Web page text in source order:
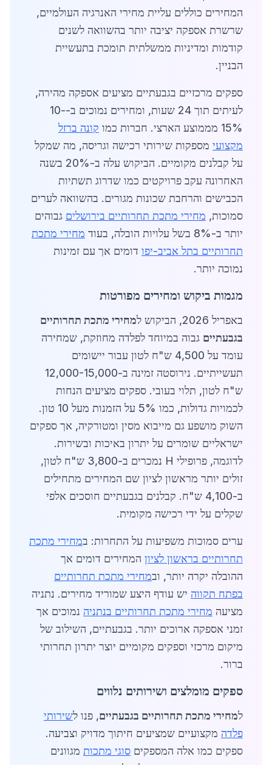
המחירים כוללים עליית מחירי האנרגיה העולמיים,
שרשרת אספקה יציבה יותר בהשוואה לשנים
קודמות ומדיניות ממשלתית תומכת בתעשיית
הבניין.
ספקים מרכזיים בגבעתיים מציעים אספקה מהירה,
לעיתים תוך 24 שעות, ומחירים נמוכים ב-10-
15% מממוצע הארצי. חברות כמו
קונה ברזל
מקצועי מספקות שירותי רכישה וגריסה, מה שמקל
על קבלנים מקומיים. הביקוש עלה ב-20% בשנה
האחרונה עקב פרויקטים כמו שדרוג תשתיות
הכבישים והרחבת שכונות מגורים. בהשוואה לערים
סמוכות, מחירי מתכת תחרותיים בירושלים גבוהים
יותר ב-8% בשל עלויות הובלה, בעוד
מחירי מתכת
תחרותיים בתל אביב-יפו דומים אך עם זמינות
נמוכה יותר.
מגמות ביקוש ומחירים מפורטות
באפריל 2026, הביקוש ל
מחירי מתכת תחרותיים
בגבעתיים גבוה במיוחד לפלדה מחוזקת, שמחירה
עומד על 4,500 ש"ח לטון עבור יישומים
תעשייתיים. נירוסטה זמינה ב-12,000-15,000
ש"ח לטון, תלוי בעובי. ספקים מציעים הנחות
לכמויות גדולות, כמו 5% על הזמנות מעל 10 טון.
השוק מושפע גם מייבוא מסין ומטורקיה, אך ספקים
ישראליים שומרים על יתרון באיכות ובשירות.
לדוגמה, פרופילי H נמכרים ב-3,800 ש"ח לטון,
זולים יותר מראשון לציון שם המחירים מתחילים
ב-4,100 ש"ח. קבלנים בגבעתיים חוסכים אלפי
שקלים על ידי רכישה מקומית.
ערים סמוכות משפיעות על התחרות: במחירי מתכת
תחרותיים בראשון לציון המחירים דומים אך
ההובלה יקרה יותר, ובמחירי מתכת תחרותיים
בפתח תקווה יש עודף היצע שמוריד מחירים. נתניה
מציעה מחירי מתכת תחרותיים בנתניה נמוכים אך
זמני אספקה ארוכים יותר. בגבעתיים, השילוב של
מיקום מרכזי וספקים מקומיים יוצר יתרון תחרותי
ברור.
ספקים מומלצים ושירותים נלווים
למחירי מתכת תחרותיים בגבעתיים, פנו לשירותי
פלדה מקצועיים שמציעים חיתוך מדויק וצביעה.
ספקים כמו אלה המספקים סוגי מתכות מגוונים